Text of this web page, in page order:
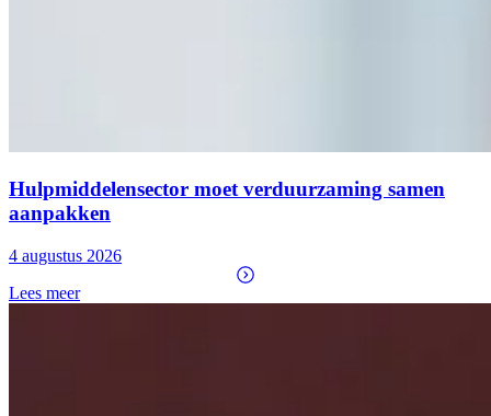
Hulpmiddelensector moet verduurzaming samen
aanpakken
4 augustus 2026
Lees meer